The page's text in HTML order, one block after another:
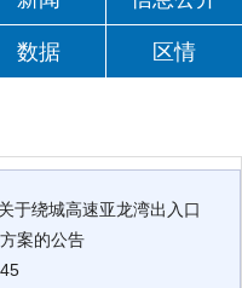
数据 区情
于绕城高速亚龙湾出入口
案的公告